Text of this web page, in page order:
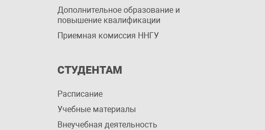
Дополнительное образование и
повышение квалификации
Приемная комиссия ННГУ
СТУДЕНТАМ
Расписание
Учебные материалы
Внеучебная деятельность